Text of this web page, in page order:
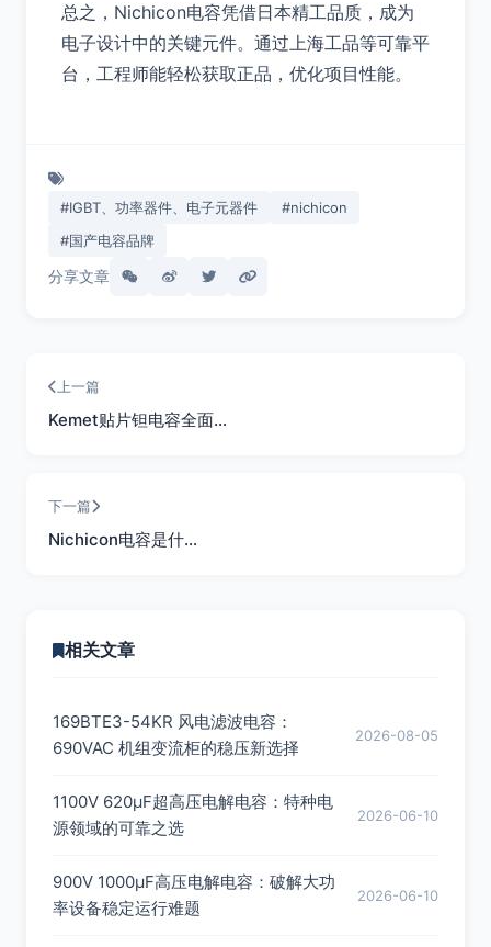
总之，Nichicon电容凭借日本精工品质，成为
电子设计中的关键元件。通过上海工品等可靠平
台，工程师能轻松获取正品，优化项目性能。
#IGBT、功率器件、电子元器件
#nichicon
#国产电容品牌
分享文章
上一篇
Kemet贴片钽电容全面…
下一篇
Nichicon电容是什…
相关文章
169BTE3-54KR 风电滤波电容：
690VAC 机组变流柜的稳压新选择
2026-08-05
1100V 620μF超高压电解电容：特种电
源领域的可靠之选
2026-06-10
900V 1000μF高压电解电容：破解大功
率设备稳定运行难题
2026-06-10